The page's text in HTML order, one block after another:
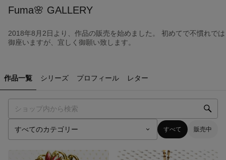
Fuma🌸 GALLERY
2018年8月2日より、作品の販売を始めました。 初めてで不慣れでは
御座いますが、宜しく御願い致します。
作品一覧 シリーズ プロフィール レター
すべて 販売中